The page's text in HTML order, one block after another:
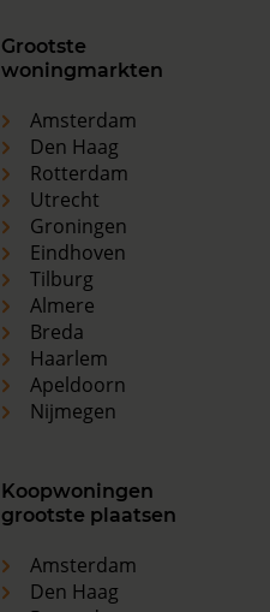
Grootste
woningmarkten
Amsterdam
Den Haag
Rotterdam
Utrecht
Groningen
Eindhoven
Tilburg
Almere
Breda
Haarlem
Apeldoorn
Nijmegen
Koopwoningen
grootste plaatsen
Amsterdam
Den Haag